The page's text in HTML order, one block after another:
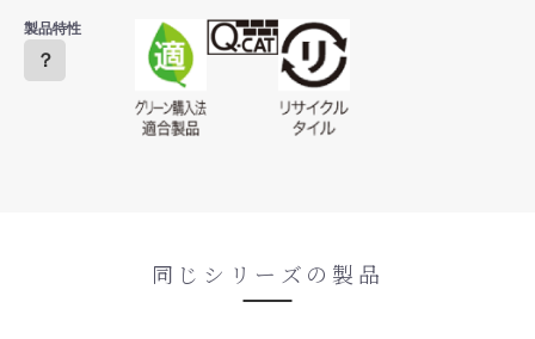
製品特性
？
同じシリーズの製品